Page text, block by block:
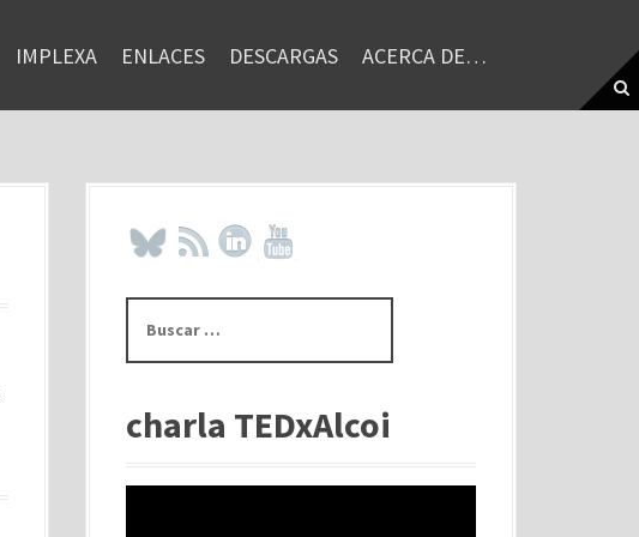
IMPLEXA ENLACES DESCARGAS ACERCA DE…
s
rcharla TEDxAlcoi